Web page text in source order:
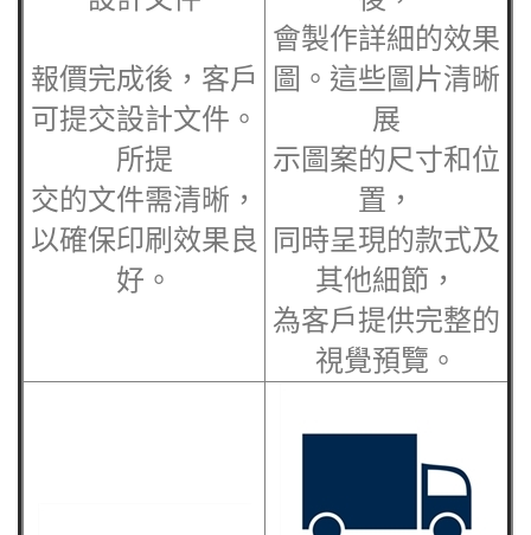
報價完成後，客戶
可提交設計文件。
所提
交的文件需清晰，
以確保印刷效果良
好。
會製作詳細的效果
圖。這些圖片清晰
展
示圖案的尺寸和位
置，
同時呈現的款式及
其他細節，
為客戶提供完整的
視覺預覽。